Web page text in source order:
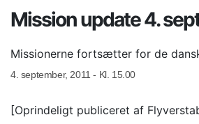
Mission update 4.
Missionerne fortsætter for de
4. september, 2011 - Kl. 15.00
[Oprindeligt publiceret af